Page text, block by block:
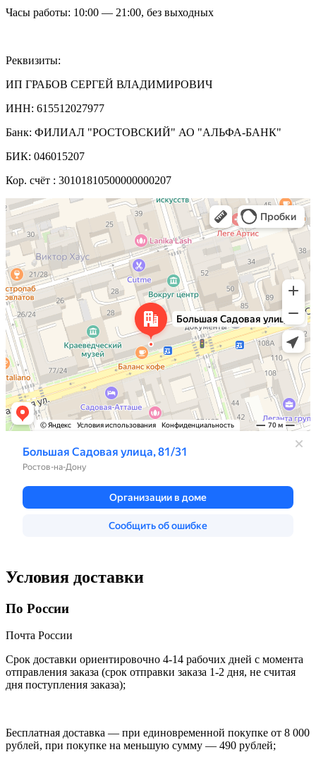
Часы работы: 10:00 — 21:00, без выходных
Реквизиты:
ИП ГРАБОВ СЕРГЕЙ ВЛАДИМИРОВИЧ
ИНН: 615512027977
Банк: ФИЛИАЛ "РОСТОВСКИЙ" АО "АЛЬФА-БАНК"
БИК: 046015207
Кор. счёт : 30101810500000000207
Ростов‑на‑Дону
Большая Садовая улица, 81/31
Условия доставки
По России
Почта России
Срок доставки ориентировочно 4-14 рабочих дней с момента
отправления заказа (срок отправки заказа 1-2 дня, не считая
дня поступления заказа);
Бесплатная доставка — при единовременной покупке от 8 000
рублей, при покупке на меньшую сумму — 490 рублей;